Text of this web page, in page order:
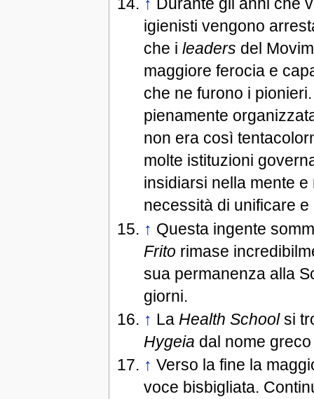
↑ Durante gli anni che
igienisti vengono
che ileaders del
maggiore ferocia e
che ne furono i
pienamente
non era così
molte istituzioni
insidiarsi nella mente
necessità di unificare
↑ Questa ingente
Frito rimase
sua permanenza alla
giorni.
↑ La Health Schoolsi
Hygeia dal nome
↑ Verso la fine la
voce bisbigliata.